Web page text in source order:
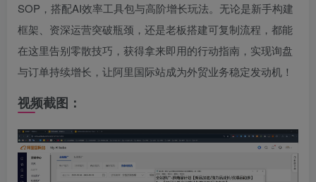
SOP，搭配AI效率工具包与高阶增长玩法。无论是新手构建
框架、资深运营突破瓶颈，还是老板搭建可复制流程，都能
在这里告别零散技巧，获得拿来即用的行动指南，实现询盘
与订单持续增长，让阿里国际站成为外贸业务稳定发动机！
视频截图：